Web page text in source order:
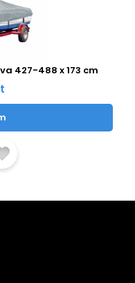
427-488 x 173 cm